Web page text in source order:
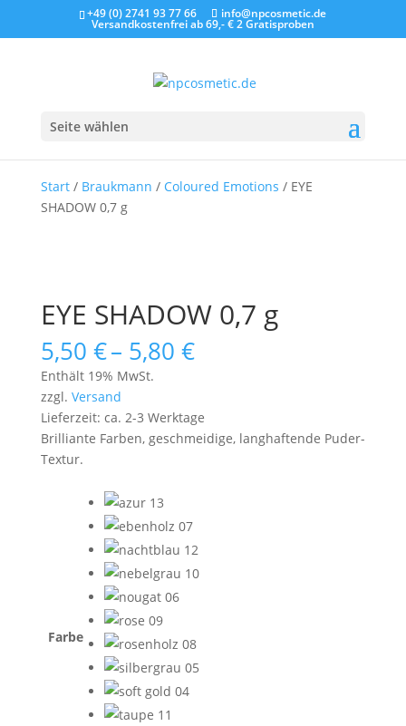
+49 (0) 2741 93 77 66 info@npcosmetic.de
Versandkostenfrei ab 69,- €2 Gratisproben
Seite wählen
Start/ Braukmann / Coloured Emotions / EYE
SHADOW 0,7 g
EYE SHADOW 0,7 g
5,50 €– 5,80 €Preisspanne:
5,50 €
5,80 €
Enthält 19% MwSt.
zzgl. Versand
Lieferzeit: ca. 2-3 Werktage
Brilliante Farben, geschmeidige, langhaftende Puder-
Textur.
Farbe